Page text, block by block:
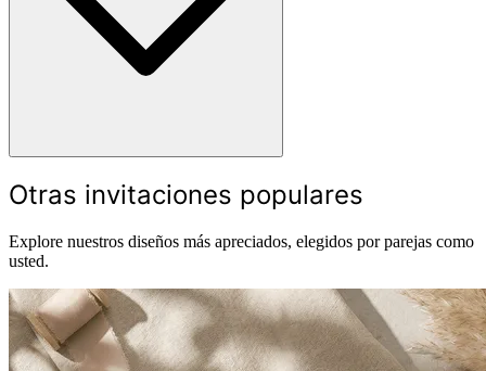
Otras invitaciones populares
Explore nuestros diseños más apreciados, elegidos por parejas como
usted.